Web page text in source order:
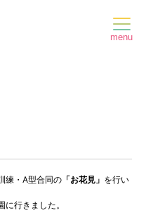
menu
練・A型合同の 「お花見」 を行い
行きました。